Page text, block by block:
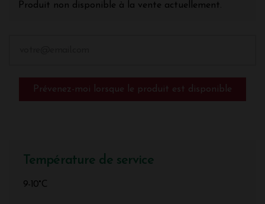
Produit non disponible à la vente actuellement.
Prévenez-moi lorsque le produit est disponible
Température de service
9-10°C